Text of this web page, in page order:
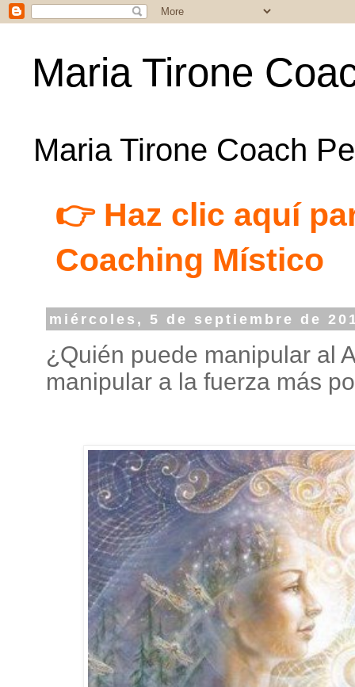
Maria Tirone
Maria Tirone Coach
👉 Haz clic aquí
Coaching Místico
miércoles, 5 de septiembre de
¿Quién puede manipular al
manipular a la fuerza más